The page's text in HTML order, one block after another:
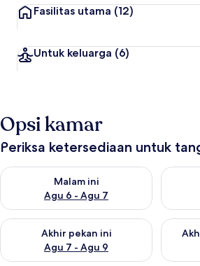
Fasilitas utama (12)
Untuk keluarga (6)
Opsi kamar
Periksa ketersediaan untuk
Malam ini
Agu 6 - Agu 7
Periksa ketersediaan untuk malam ini
Akhir pekan ini
Agu 7 - Agu 9
Periksa ketersediaan untuk akhir pekan